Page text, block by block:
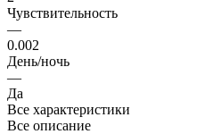
Чувствительность
—
0.002
День/ночь
—
Да
Все характеристики
Все описание